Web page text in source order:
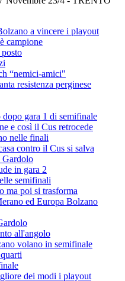
a vincere i playout
campione
“nemici-amici"
resistenza perginese
gara 1 di semifinale
e così il Cus retrocede
nelle finali
contro il Cus si salva
Gardolo
in gara 2
semifinali
ma poi si trasforma
ed Europa Bolzano
all'angolo
volano in semifinale
dei modi i playout